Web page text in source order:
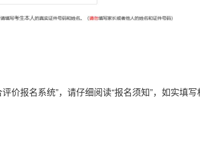
报名系统”，请仔细阅读“报名须知”，如实填写